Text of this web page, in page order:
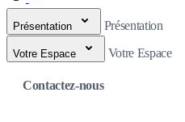
Présentation Présentation
Votre Espace Votre Espace
Contactez-nous